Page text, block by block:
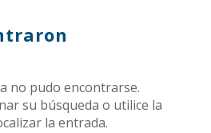
no pudo encontrarse.
su búsqueda o utilice la
la entrada.